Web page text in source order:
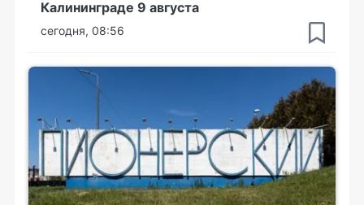
Калининграде 9 августа
сегодня, 08:56